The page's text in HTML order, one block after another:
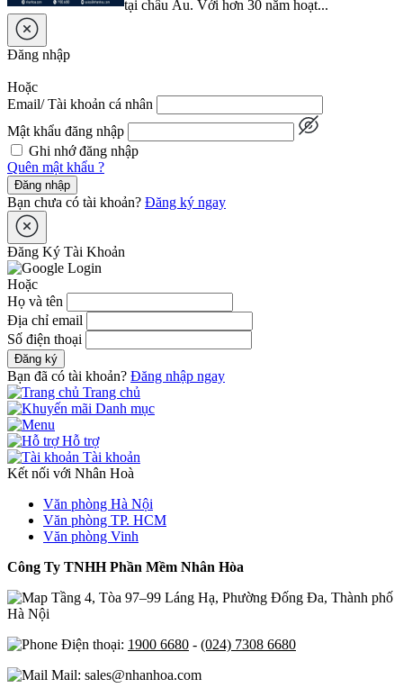
tại châu Âu. Với hơn 30 năm hoạt...
Đăng nhập
Hoặc
Email/ Tài khoản cá nhân
Mật khẩu đăng nhập
Ghi nhớ đăng nhập
Quên mật khẩu ?
Đăng nhập
Bạn chưa có tài khoản? Đăng ký ngay
Đăng Ký Tài Khoản
Hoặc
Họ và tên
Địa chỉ email
Số điện thoại
Đăng ký
Bạn đã có tài khoản? Đăng nhập ngay
Trang chủ
Danh mục
Hỗ trợ
Tài khoản
Kết nối với Nhân Hoà
Văn phòng Hà Nội
Văn phòng TP. HCM
Văn phòng Vinh
Công Ty TNHH Phần Mềm Nhân Hòa
Tầng 4, Tòa 97–99 Láng Hạ, Phường Đống Đa, Thành phố
Hà Nội
Điện thoại: 1900 6680 - (024) 7308 6680
Mail: sales@nhanhoa.com